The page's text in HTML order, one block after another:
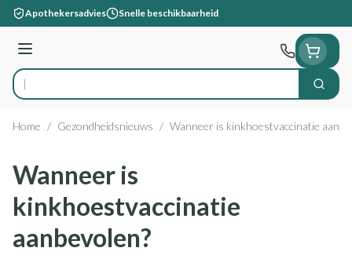
Ga naar de inhoud
Apothekersadvies Snelle beschikbaarheid
Menu
Product, merk, categorie... Zoek
Home / Gezondheidsnieuws / Wanneer is kinkhoestvaccinatie
Wanneer is
kinkhoestvaccinatie
aanbevolen?